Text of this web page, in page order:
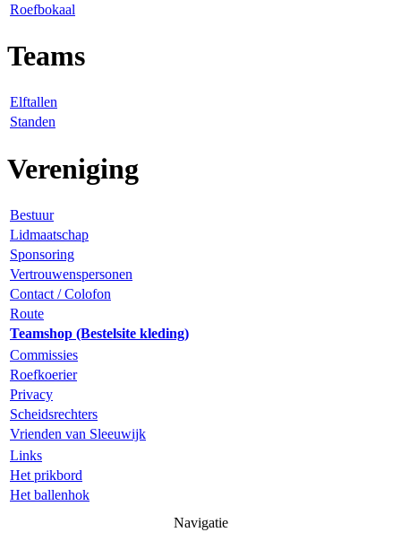
Roefbokaal
Teams
Elftallen
Standen
Vereniging
Bestuur
Lidmaatschap
Sponsoring
Vertrouwenspersonen
Contact / Colofon
Route
Teamshop (Bestelsite kleding)
Commissies
Roefkoerier
Privacy
Scheidsrechters
Vrienden van Sleeuwijk
Links
Het prikbord
Het ballenhok
Navigatie